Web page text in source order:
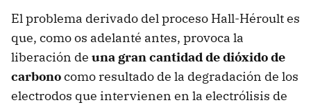
El problema derivado del proceso Hall-Héroult es
que, como os adelanté antes, provoca la
liberación de una gran cantidad de dióxido de
carbonocomo resultado de la degradación de los
electrodos que intervienen en la electrólisis de